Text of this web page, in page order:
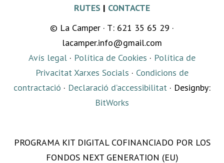
RUTES | CONTACTE
© La Camper · T: 621 35 65 29 ·
lacamper.info@gmail.com
Avís legal · Política de Cookies · Política de
Privacitat Xarxes Socials · Condicions de
contractació · Declaració d’accessibilitat · Designby:
BitWorks
PROGRAMA KIT DIGITAL COFINANCIADO POR LOS
FONDOS NEXT GENERATION (EU)